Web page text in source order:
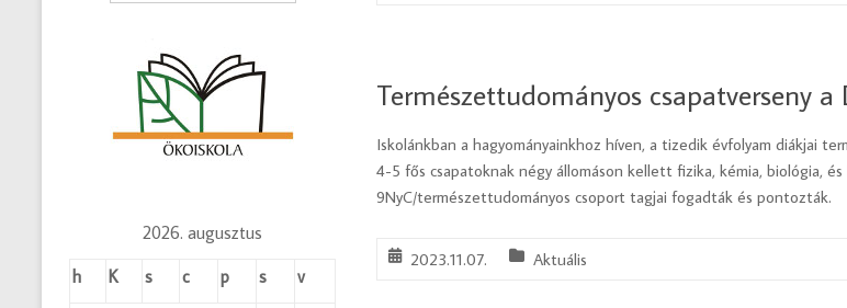
Természettudományos csapatverseny a
Iskolánkban a hagyományainkhoz híven, a tizedik évfolyam diákjai
4-5 fős csapatoknak négy állomáson kellett fizika, kémia, biológia,
9NyC/természettudományos csoport tagjai fogadták és pontozták.
2023.11.07. Aktuális
2026. augusztus
h
K s c p s
v